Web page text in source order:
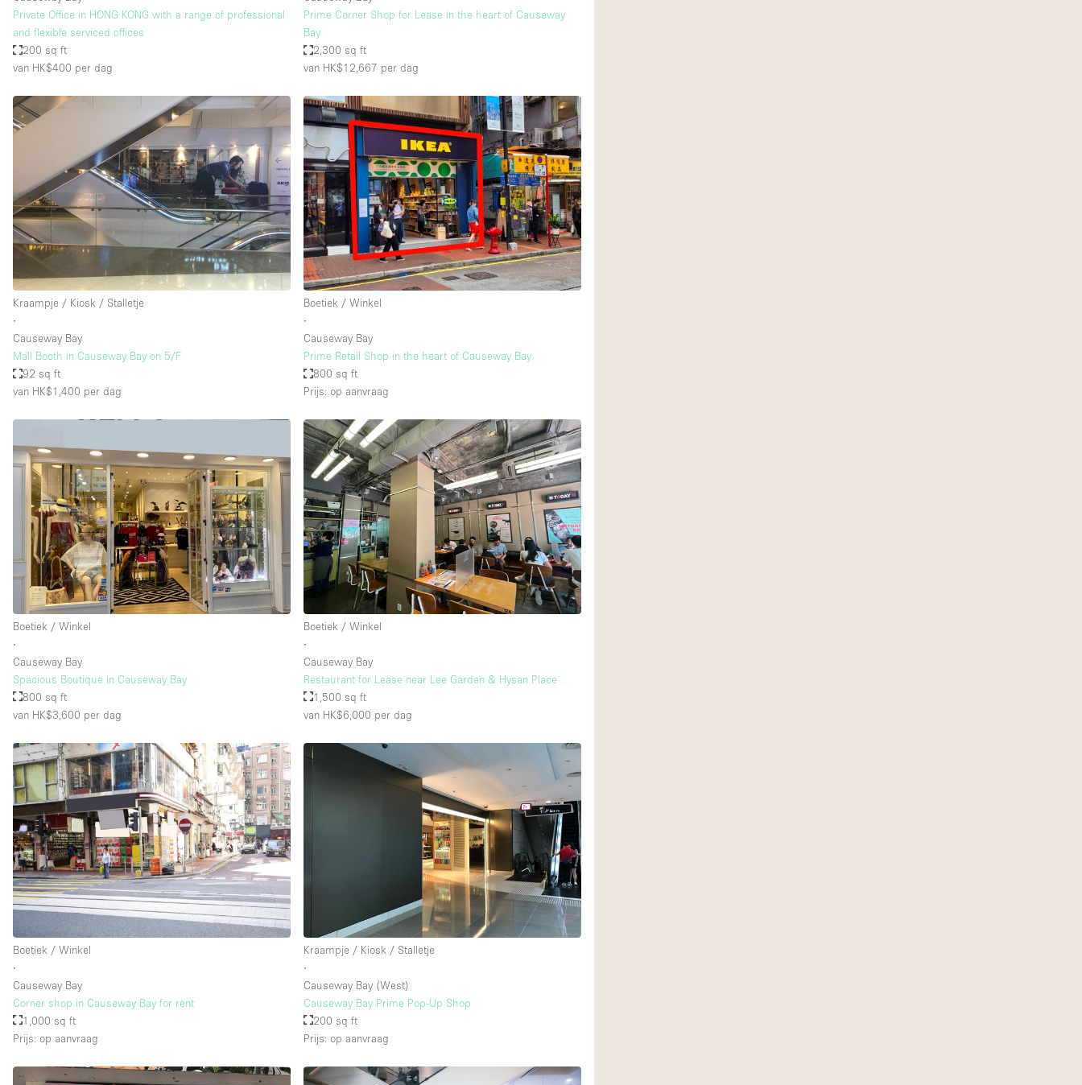
Kenmerken ruimte Airconditioning
Begane grond
Concierge
Dakterras
Elektriciteit
Grote entree
Industrieel
Kantoorbenodigdheden
Kledingrek
Terrace
Toiletten
Tuin
Verwarming
Water Access
Verdieping/Toegang:
Terras
Private Office in HONG KONG with a range of professional
and flexible serviced offices
200 sq ft
van HK$400 per dag
Prime Corner Shop for Lease in the heart of Causeway
Bay
2,300 sq ft
van HK$12,667 per dag
Kraampje / Kiosk / Stalletje
∙
Causeway Bay
Mall Booth in Causeway Bay on 5/F
92 sq ft
van HK$1,400 per dag
Boetiek / Winkel
∙
Causeway Bay
Prime Retail Shop in the heart of Causeway Bay
800 sq ft
Prijs: op aanvraag
Boetiek / Winkel
∙
Causeway Bay
Spacious Boutique in Causeway Bay
800 sq ft
van HK$3,600 per dag
Boetiek / Winkel
∙
Causeway Bay
Restaurant for Lease near Lee Garden & Hysan Place
1,500 sq ft
van HK$6,000 per dag
Boetiek / Winkel
∙
Causeway Bay
Corner shop in Causeway Bay for rent
1,000 sq ft
Prijs: op aanvraag
Kraampje / Kiosk / Stalletje
∙
Causeway Bay (West)
Causeway Bay Prime Pop-Up Shop
200 sq ft
Prijs: op aanvraag